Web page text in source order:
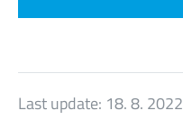
Last update: 18. 8. 2022